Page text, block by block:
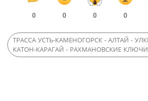
0 0 0 0
ТРАССА УСТЬ-КАМЕНОГОРСК - АЛТАЙ -
КАТОН-КАРАГАЙ - РАХМАНОВСКИЕ КЛЮЧИ